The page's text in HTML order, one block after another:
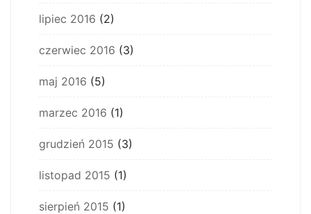
lipiec 2016 (2)
czerwiec 2016 (3)
maj 2016 (5)
marzec 2016 (1)
grudzień 2015 (3)
listopad 2015 (1)
sierpień 2015 (1)